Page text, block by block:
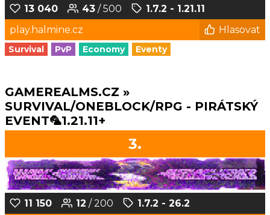
13 040 43 / 500
1.7.2 - 1.21.11
play.halmine.cz
Hlasovat
Survival PvP Economy Eventy
GAMEREALMS.CZ »
SURVIVAL/ONEBLOCK/RPG - PIRÁTSKÝ
EVENT🦜1.21.11+
3.
11 150 12 / 200
1.7.2 - 26.2